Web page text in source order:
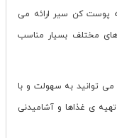
پوست کن سیر ارائه می
مختلف بسیار مناسب
خلاصه اش، با خردکن ناسا الکتریک مدل NS 1932 می توانید به سهولت و با
تهیه ی غذاها و آشامیدنی